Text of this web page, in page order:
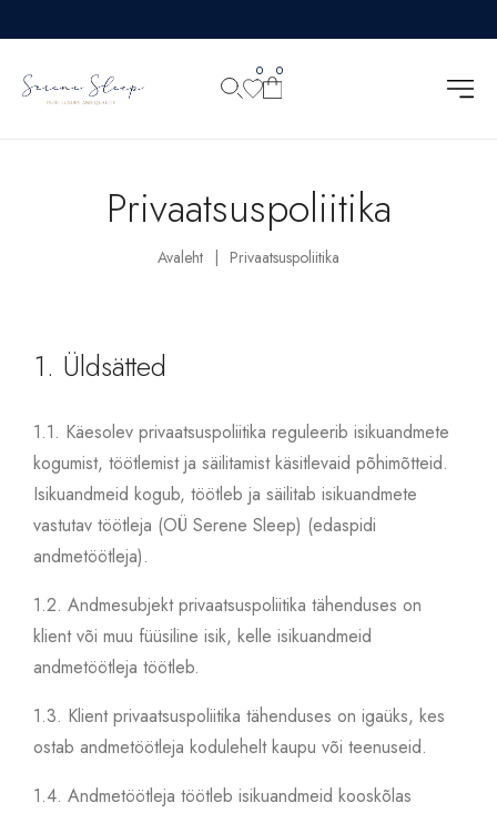
0 0
Privaatsuspoliitika
Avaleht Privaatsuspoliitika
1. Üldsätted
1.1. Käesolev privaatsuspoliitika reguleerib isikuandmete
kogumist, töötlemist ja säilitamist käsitlevaid põhimõtteid.
Isikuandmeid kogub, töötleb ja säilitab isikuandmete
vastutav töötleja (OÜ Serene Sleep) (edaspidi
andmetöötleja).
1.2. Andmesubjekt privaatsuspoliitika tähenduses on
klient või muu füüsiline isik, kelle isikuandmeid
andmetöötleja töötleb.
1.3. Klient privaatsuspoliitika tähenduses on igaüks, kes
ostab andmetöötleja kodulehelt kaupu või teenuseid.
1.4. Andmetöötleja töötleb isikuandmeid kooskõlas